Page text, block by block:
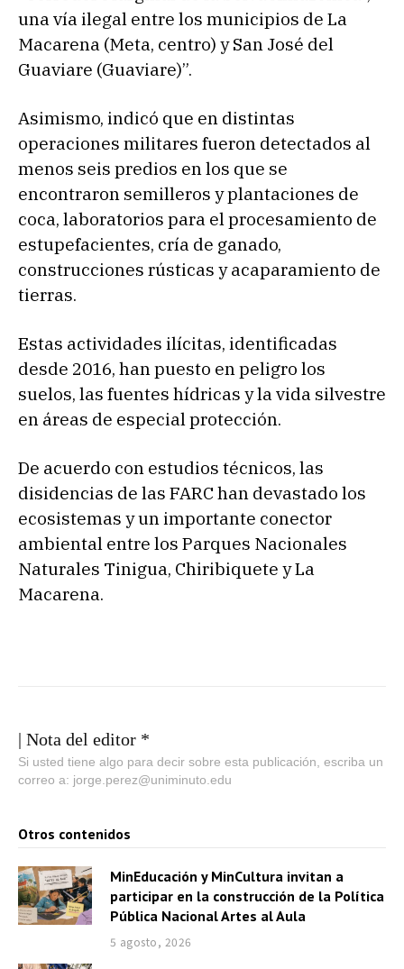
una vía ilegal entre los municipios de La
Macarena (Meta, centro) y San José del
Guaviare (Guaviare)”.
Asimismo, indicó que en distintas
operaciones militares fueron detectados al
menos seis predios en los que se
encontraron semilleros y plantaciones de
coca, laboratorios para el procesamiento de
estupefacientes, cría de ganado,
construcciones rústicas y acaparamiento de
tierras.
Estas actividades ilícitas, identificadas
desde 2016, han puesto en peligro los
suelos, las fuentes hídricas y la vida silvestre
en áreas de especial protección.
De acuerdo con estudios técnicos, las
disidencias de las FARC han devastado los
ecosistemas y un importante conector
ambiental entre los Parques Nacionales
Naturales Tinigua, Chiribiquete y La
Macarena.
| Nota del editor *
Si usted tiene algo para decir sobre esta publicación, escriba un
correo a: jorge.perez@uniminuto.edu
Otros contenidos
MinEducación y MinCultura invitan a
participar en la construcción de la Política
Pública Nacional Artes al Aula
5 agosto, 2026